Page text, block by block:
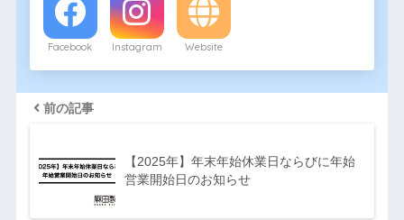
Facebook Instagram Website
前の記事
【2025年】年末年始休業日ならびに年始
営業開始日のお知らせ